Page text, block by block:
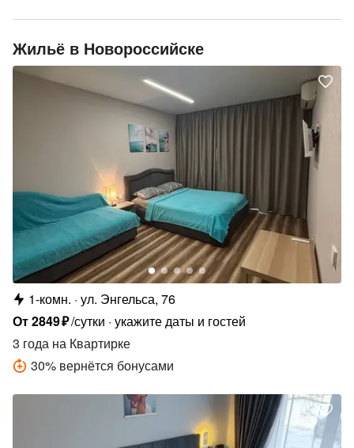
Жильё в Новороссийске
1-комн. ул. Энгельса, 76
От2849₽/сутки укажите даты и гостей
3 года на Квартирке
30% вернётся бонусами